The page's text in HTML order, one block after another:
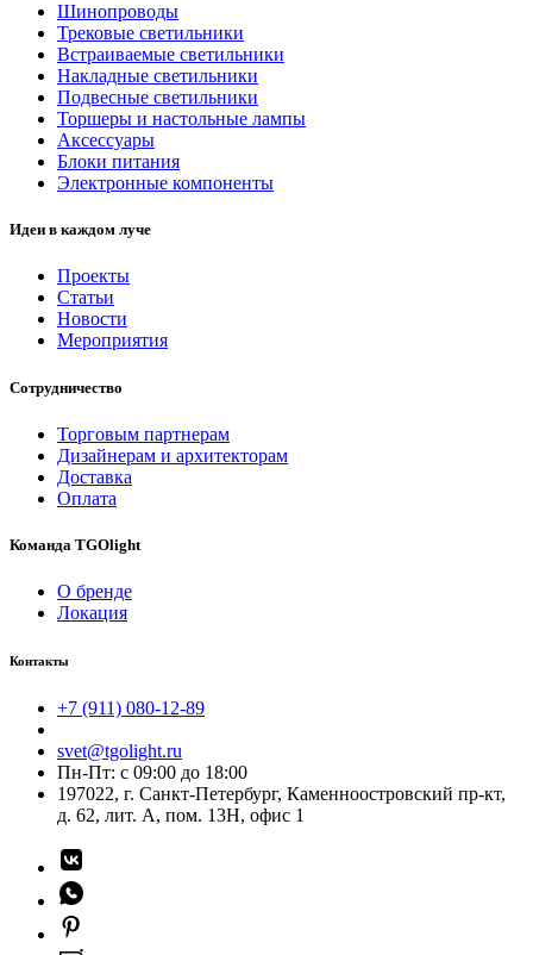
Шинопроводы
Трековые светильники
Встраиваемые светильники
Накладные светильники
Подвесные светильники
Торшеры и настольные лампы
Аксессуары
Блоки питания
Электронные компоненты
Идеи в каждом луче
Проекты
Статьи
Новости
Мероприятия
Сотрудничество
Торговым партнерам
Дизайнерам и архитекторам
Доставка
Оплата
Команда TGOlight
О бренде
Локация
Контакты
+7 (911) 080-12-89
svet@tgolight.ru
Пн-Пт: с 09:00 до 18:00
197022, г. Санкт-Петербург, Каменноостровский пр-кт,
д. 62, лит. А, пом. 13Н, офис 1